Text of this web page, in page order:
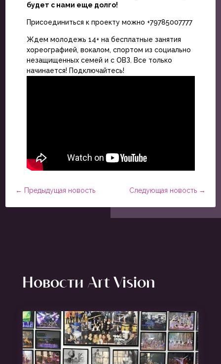
будет с нами еще долго!
Присоединиться к проекту можно +79785007777
Ждем молодежь 14+ на бесплатные занятия
хореографией, вокалом, спортом из социально
незащищенных семей и с ОВЗ. Все только
начинается! Подключайтесь!
← Предыдущая новость Следующая новость→
Новости Art Vision